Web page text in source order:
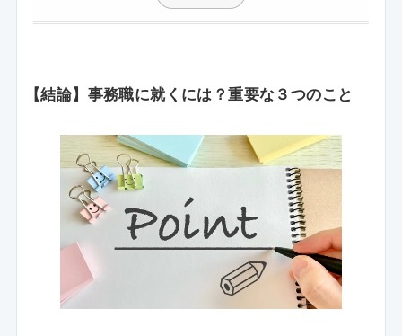
【結論】事務職に就くには？重要な３つのこと